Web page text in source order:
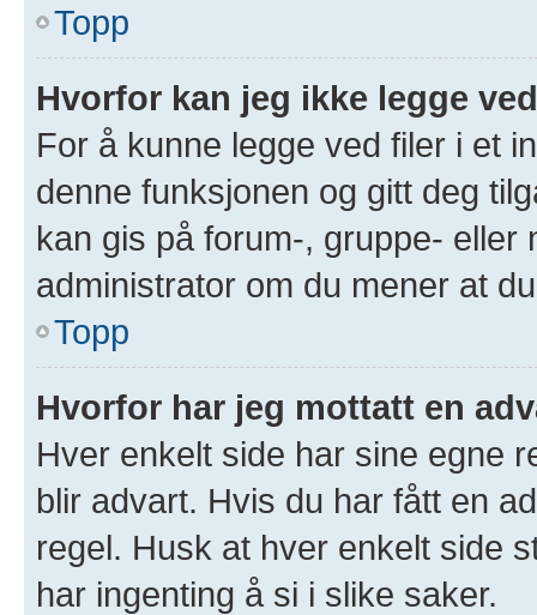
Topp
Hvorfor kan jeg ikke legge
For å kunne legge ved filer i et
denne funksjonen og gitt deg
kan gis på forum-, gruppe- eller
administrator om du mener at
Topp
Hvorfor har jeg mottatt en
Hver enkelt side har sine egne
blir advart. Hvis du har fått en
regel. Husk at hver enkelt side
har ingenting å si i slike saker.